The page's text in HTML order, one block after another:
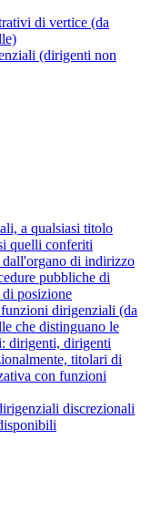
di vertice (da
(dirigenti non
a qualsiasi titolo
quelli conferiti
dall'organo di indirizzo
pubbliche di
posizione
dirigenziali (da
che distinguano le
dirigenti, dirigenti
titolari di
con funzioni
discrezionali